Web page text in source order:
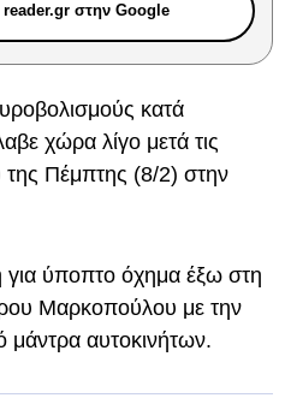
στην Google
κατά
χώρα λίγο μετά τις
Πέμπτης (8/2) στην
για ύποπτο όχημα έξω στη
Μαρκοπούλου με την
αυτοκινήτων.